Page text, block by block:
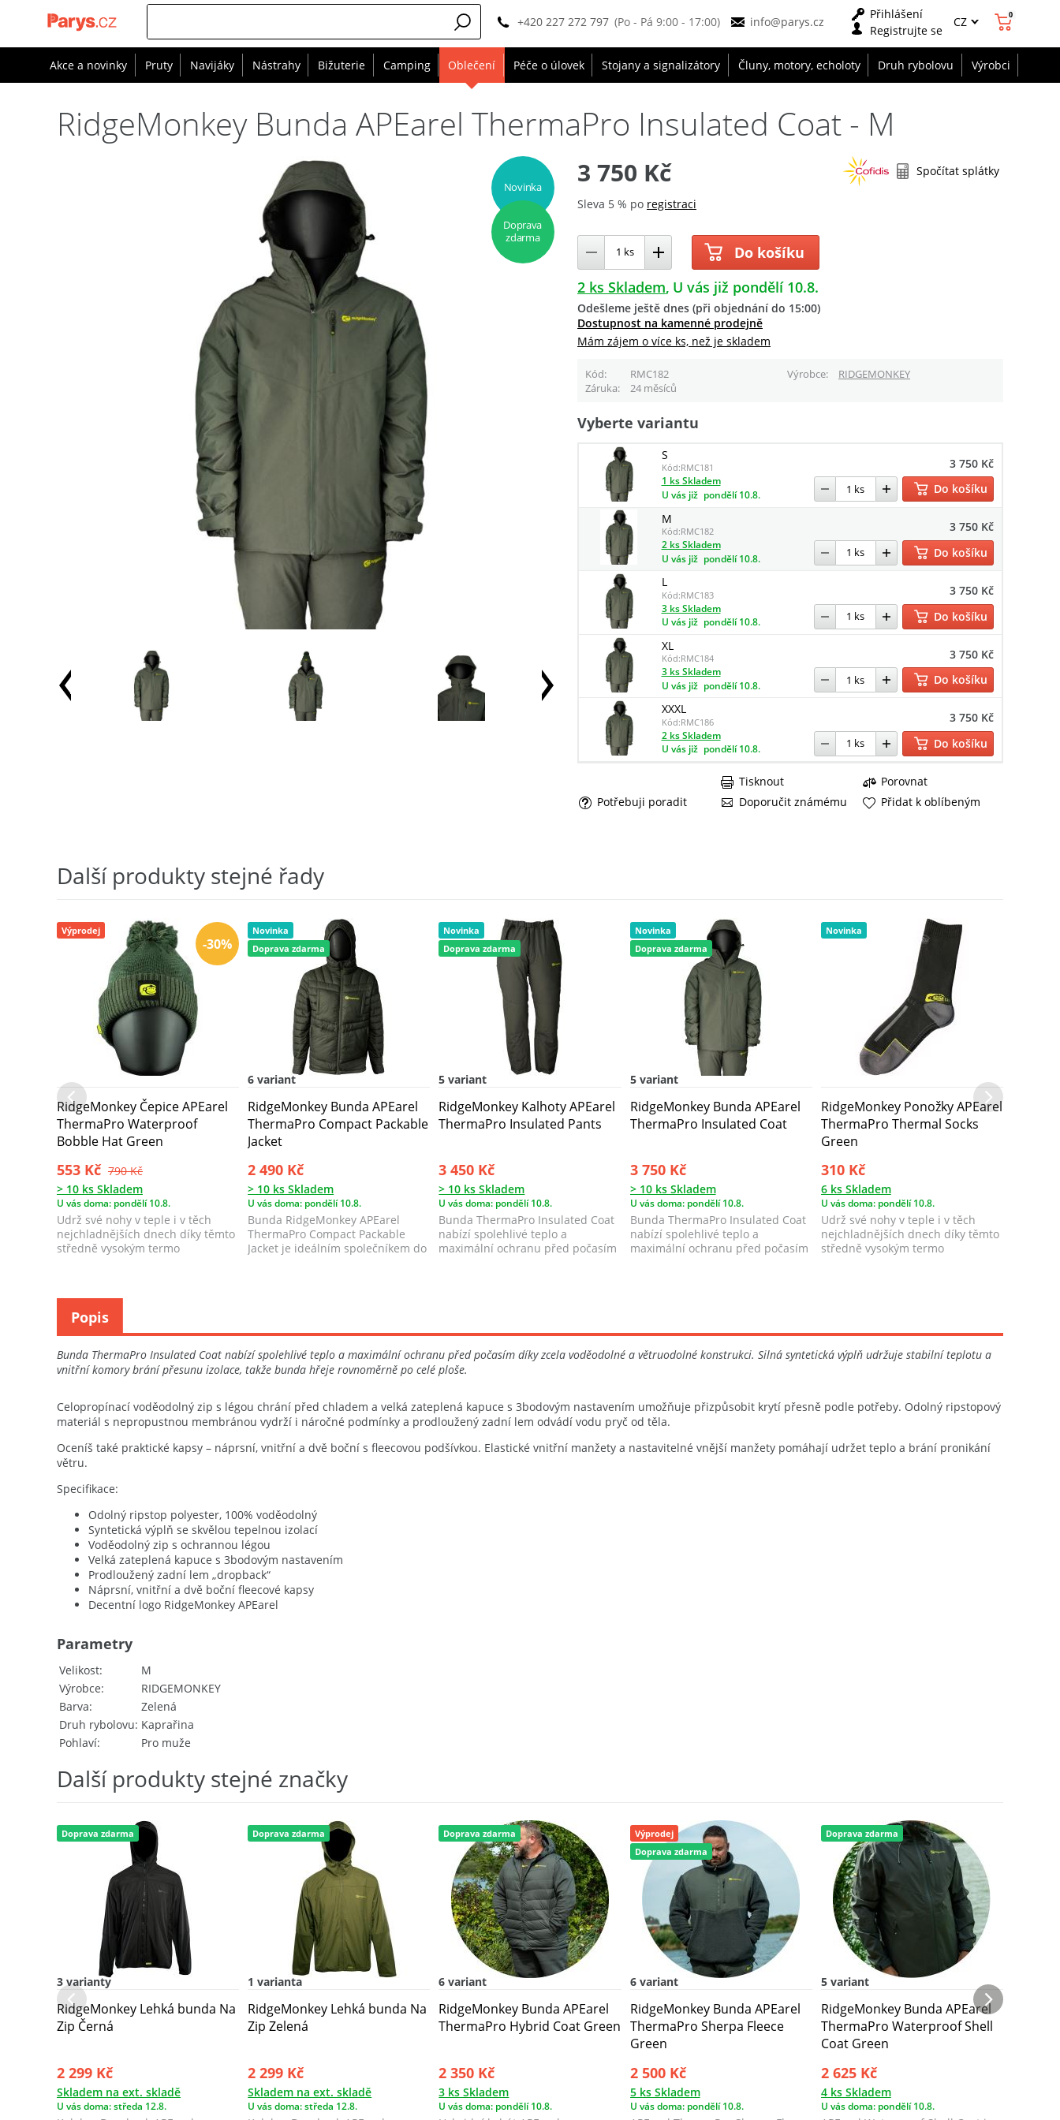
+420 227 272 797 (Po - Pá 9:00 - 17:00) info@parys.cz
Přihlášení
Registrujte se
CZ 0
Akce a novinky Pruty Navijáky Nástrahy Bižuterie Camping Oblečení Péče o úlovek Stojany a signalizátory Čluny, motory, echoloty Druh rybolovu Výrobci
RidgeMonkey Bunda APEarel ThermaPro Insulated Coat - M
Novinka
Doprava
zdarma
3 750 Kč Spočítat splátky
Sleva 5 % po registraci
Do košíku
2 ks Skladem U vás již pondělí 10.8.
Odešleme ještě dnes (při objednání do 15:00)
Dostupnost na kamenné prodejně
Mám zájem o více ks, než je skladem
Kód RMC182 Výrobce
RIDGEMONKEY
Záruka
24 měsíců
Vyberte variantu
S
Kód:RMC181 3 750 Kč
1 ks Skladem
U vás již pondělí 10.8.
Do košíku
M
Kód:RMC182 3 750 Kč
2 ks Skladem
U vás již pondělí 10.8.
Do košíku
L
Kód:RMC183 3 750 Kč
3 ks Skladem
U vás již pondělí 10.8.
Do košíku
XL
Kód:RMC184 3 750 Kč
3 ks Skladem
U vás již pondělí 10.8.
Do košíku
XXXL
Kód:RMC186 3 750 Kč
2 ks Skladem
U vás již pondělí 10.8. Do košíku
Porovnat
Potřebuji poradit
Doporučit známému
Tisknout
Přidat k oblíbeným
Další produkty stejné řady
-30%
Výprodej
RidgeMonkey Čepice APEarel
ThermaPro Waterproof
Bobble Hat Green
553 Kč 790 Kč
> 10 ks Skladem
U vás doma: pondělí 10.8.
Udrž své nohy v teple i v těch
nejchladnějších dnech díky těmto
středně vysokým termo
Novinka
Doprava zdarma
6 variant
RidgeMonkey Bunda APEarel
ThermaPro Compact Packable
Jacket
2 490 Kč
> 10 ks Skladem
U vás doma: pondělí 10.8.
Bunda RidgeMonkey APEarel
ThermaPro Compact Packable
Jacket je ideálním společníkem do
Novinka
Doprava zdarma
5 variant
RidgeMonkey Kalhoty APEarel
ThermaPro Insulated Pants
3 450 Kč
> 10 ks Skladem
U vás doma: pondělí 10.8.
Bunda ThermaPro Insulated Coat
nabízí spolehlivé teplo a
maximální ochranu před počasím
Novinka
Doprava zdarma
5 variant
RidgeMonkey Bunda APEarel
ThermaPro Insulated Coat
3 750 Kč
> 10 ks Skladem
U vás doma: pondělí 10.8.
Bunda ThermaPro Insulated Coat
nabízí spolehlivé teplo a
maximální ochranu před počasím
Novinka
RidgeMonkey Ponožky APEarel
ThermaPro Thermal Socks
Green
310 Kč
6 ks Skladem
U vás doma: pondělí 10.8.
Udrž své nohy v teple i v těch
nejchladnějších dnech díky těmto
středně vysokým termo
Bunda ThermaPro Insulated Coat nabízí spolehlivé teplo a maximální ochranu před počasím díky zcela voděodolné a větruodolné konstrukci. Silná syntetická výplň udržuje stabilní teplotu a
vnitřní komory brání přesunu izolace, takže bunda hřeje rovnoměrně po celé ploše.
Celopropínací voděodolný zip s légou chrání před chladem a velká zateplená kapuce s 3bodovým nastavením umožňuje přizpůsobit krytí přesně podle potřeby. Odolný ripstopový
materiál s nepropustnou membránou vydrží i náročné podmínky a prodloužený zadní lem odvádí vodu pryč od těla.
Oceníš také praktické kapsy – náprsní, vnitřní a dvě boční s fleecovou podšívkou. Elastické vnitřní manžety a nastavitelné vnější manžety pomáhají udržet teplo a brání pronikání
větru.
Specifikace:
Odolný ripstop polyester, 100% voděodolný
Syntetická výplň se skvělou tepelnou izolací
Voděodolný zip s ochrannou légou
Velká zateplená kapuce s 3bodovým nastavením
Prodloužený zadní lem „dropback“
Náprsní, vnitřní a dvě boční fleecové kapsy
Decentní logo RidgeMonkey APEarel
Velikost
M
Výrobce
RIDGEMONKEY
Barva
Zelená
Druh rybolovu Kaprařina
Pohlaví
Pro muže
Parametry
Popis
Další produkty stejné značky
Doprava zdarma
3 varianty
RidgeMonkey Lehká bunda Na
Zip Černá
2 299 Kč
Skladem na ext. skladě
U vás doma: středa 12.8.
Doprava zdarma
1 varianta
RidgeMonkey Lehká bunda Na
Zip Zelená
2 299 Kč
Skladem na ext. skladě
U vás doma: středa 12.8.
Doprava zdarma
6 variant
RidgeMonkey Bunda APEarel
ThermaPro Hybrid Coat Green
2 350 Kč
3 ks Skladem
U vás doma: pondělí 10.8.
Výprodej
Doprava zdarma
6 variant
RidgeMonkey Bunda APEarel
ThermaPro Sherpa Fleece
Green
2 500 Kč
5 ks Skladem
U vás doma: pondělí 10.8.
Doprava zdarma
5 variant
RidgeMonkey Bunda APEarel
ThermaPro Waterproof Shell
Coat Green
2 625 Kč
4 ks Skladem
U vás doma: pondělí 10.8.